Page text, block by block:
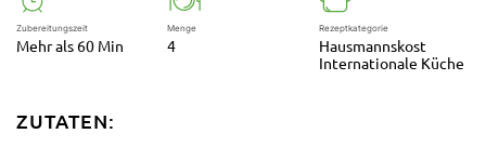
Zubereitungszeit
Mehr als 60 Min
Menge
4
Rezeptkategorie
Hausmannskost
Internationale Küche
ZUTATEN: